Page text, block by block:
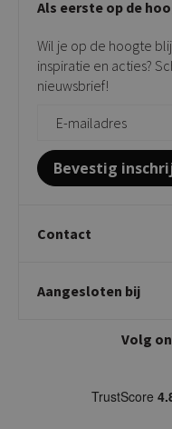
Tuinstoelen
Bijzettafels
Contact
Vloerbescherming
Giftcards
Als eerste op de
Wil je op de hoogte
inspiratie en acties?
nieuwsbrief!
Bevestig
Contact
Twijnstraweg 2
info@kickcollection.nl
Aangesloten bij
Volg